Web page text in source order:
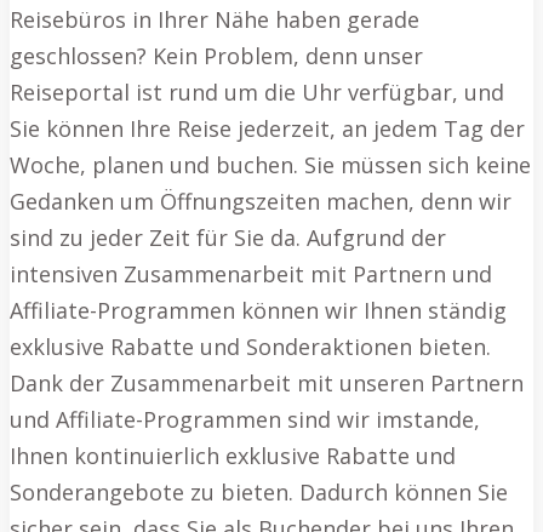
Reisebüros in Ihrer Nähe haben gerade
geschlossen? Kein Problem, denn unser
Reiseportal ist rund um die Uhr verfügbar, und
Sie können Ihre Reise jederzeit, an jedem Tag der
Woche, planen und buchen. Sie müssen sich keine
Gedanken um Öffnungszeiten machen, denn wir
sind zu jeder Zeit für Sie da. Aufgrund der
intensiven Zusammenarbeit mit Partnern und
Affiliate-Programmen können wir Ihnen ständig
exklusive Rabatte und Sonderaktionen bieten.
Dank der Zusammenarbeit mit unseren Partnern
und Affiliate-Programmen sind wir imstande,
Ihnen kontinuierlich exklusive Rabatte und
Sonderangebote zu bieten. Dadurch können Sie